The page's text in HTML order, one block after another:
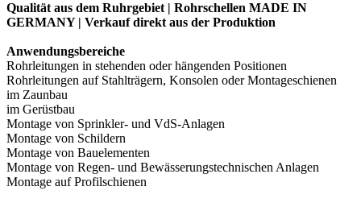
Qualität aus dem Ruhrgebiet | Rohrschellen MADE IN
GERMANY | Verkauf direkt aus der Produktion
Anwendungsbereiche
Rohrleitungen in stehenden oder hängenden Positionen
Rohrleitungen auf Stahlträgern, Konsolen oder Montageschienen
im Zaunbau
im Gerüstbau
Montage von Sprinkler- und VdS-Anlagen
Montage von Schildern
Montage von Bauelementen
Montage von Regen- und Bewässerungstechnischen Anlagen
Montage auf Profilschienen